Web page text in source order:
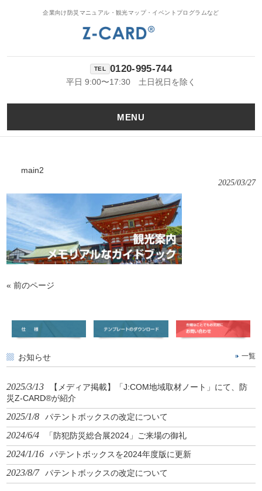
企業向け防災マニュアル・観光マップ・イベントプログラムなど
0120-995-744
平日 9:00〜17:30 土日祝日を除く
MENU
main2
2025/03/27
« 前のページ
お知らせ 一覧
2025/3/13
【メディア掲載】「J:COM地域取材ノート」にて、防
災Z-CARD®が紹介
2025/1/8 パテントボックスの改定について
2024/6/4 「防犯防災総合展2024」ご来場の御礼
2024/1/16 パテントボックスを2024年度版に更新
2023/8/7 パテントボックスの改定について